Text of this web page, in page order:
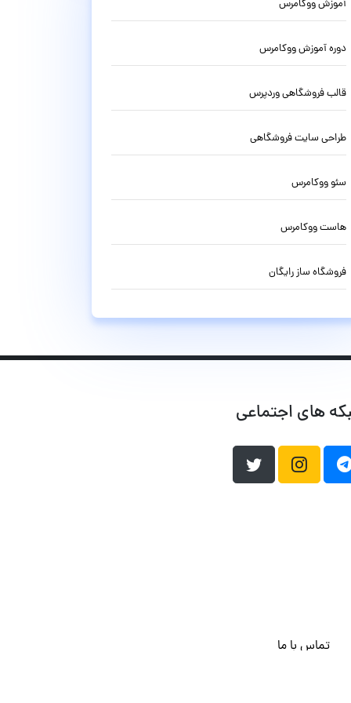
آموزش ووکامرس
دوره آموزش ووکامرس
قالب فروشگاهی وردپرس
طراحی سایت فروشگاهی
سئو ووکامرس
هاست ووکامرس
فروشگاه ساز رایگان
های اجتماعی
تماس با ما